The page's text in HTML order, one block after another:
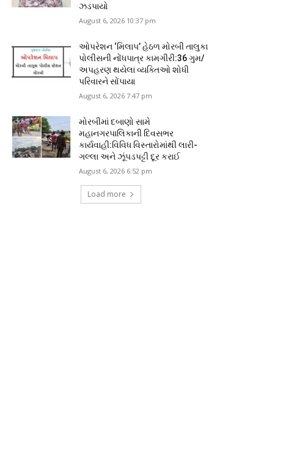
ઝડપાયો
August 6, 2026 10:37 pm
ઓપરેશન ‘મિલાપ’ હેઠળ મોરબી તાલુકા
પોલીસની નોંધપાત્ર કામગીરી:36 ગુમ/
અપહરણ થયેલા વ્યક્તિઓ શોધી
પરિવારને સોંપાયા
August 6, 2026 7:47 pm
મોરબીમાં દબાણો સામે
મહાનગરપાલિકાની દિવસભર
કાર્યવાહી:વિવિધ વિસ્તારોમાંથી લારી-
ગલ્લા અને ઝૂંપડપટ્ટી દૂર કરાઈ
August 6, 2026 6:52 pm
Load more